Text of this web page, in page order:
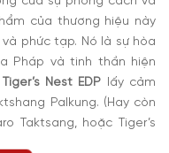
của thương hiệu này
phức tạp. Nó là sự hòa
Pháp và tinh thần hiện
Nest EDP lấy cảm
Palkung. (Hay còn
Taktsang, hoặc Tiger’s